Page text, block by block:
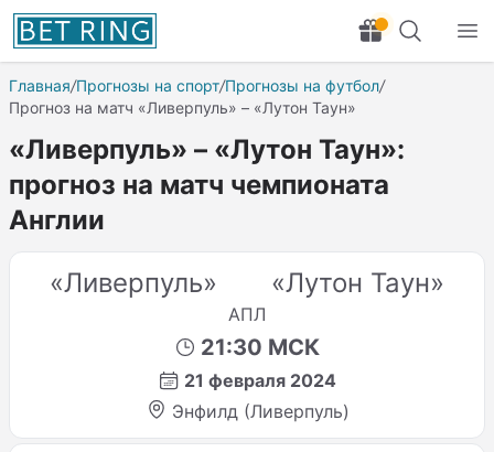
Главная/Прогнозы на спорт/Прогнозы на футбол/
Прогноз на матч «Ливерпуль» – «Лутон Таун»
«Ливерпуль» – «Лутон Таун»:
прогноз на матч чемпионата
Англии
«Ливерпуль»
«Лутон Таун»
АПЛ
21:30 МСК
21 февраля 2024
Энфилд (Ливерпуль)